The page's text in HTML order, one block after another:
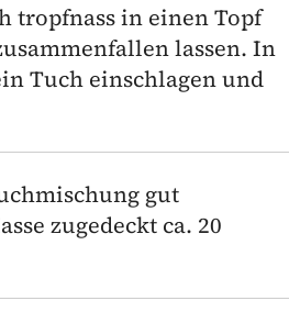
tropfnass in einen Topf
lassen. In
Tuch einschlagen und
gut
zugedeckt ca. 20